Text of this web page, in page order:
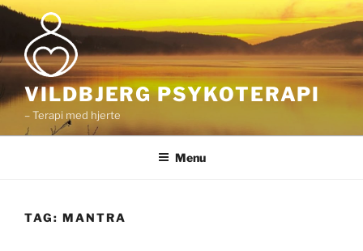
Videre
indhold
VILDBJERG PSYKOTERAPI
– Terapi med hjerte
Menu
TAG: MANTRA